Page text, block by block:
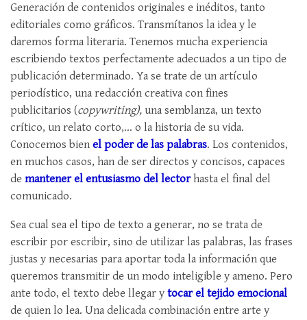
Generación de contenidos originales e inéditos, tanto
editoriales como gráficos. Transmítanos la idea y le
daremos forma literaria. Tenemos mucha experiencia
escribiendo textos perfectamente adecuados a un tipo de
publicación determinado. Ya se trate de un artículo
periodístico, una redacción creativa con fines
publicitarios (copywriting), una semblanza, un texto
crítico, un relato corto,... o la historia de su vida.
Conocemos bien el poder de las palabras. Los contenidos,
en muchos casos, han de ser directos y concisos, capaces
de mantener el entusiasmo del lectorhasta el final del
comunicado.
Sea cual sea el tipo de texto a generar, no se trata de
escribir por escribir, sino de utilizar las palabras, las frases
justas y necesarias para aportar toda la información que
queremos transmitir de un modo inteligible y ameno. Pero
ante todo, el texto debe llegar y tocar el tejido emocional
de quien lo lea. Una delicada combinación entre arte y